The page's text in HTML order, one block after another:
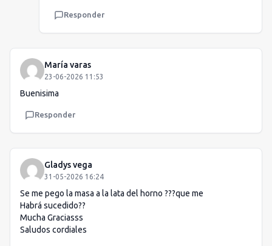
Responder
María varas
23-06-2026 11:53
Buenisima
Responder
Gladys vega
31-05-2026 16:24
Se me pego la masa a la lata del horno ???que me
Habrá sucedido??
Mucha Graciasss
Saludos cordiales